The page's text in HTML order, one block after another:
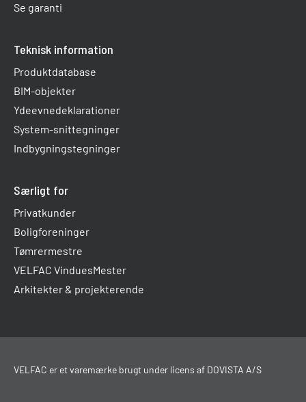
Se garanti
Teknisk information
Produktdatabase
BIM-objekter
Ydeevnedeklarationer
System-snittegninger
Indbygningstegninger
Særligt for
Privatkunder
Boligforeninger
Tømrermestre
VELFAC VinduesMester
Arkitekter & projekterende
VELFAC er et varemærke brugt under licens af DOVISTA A/S